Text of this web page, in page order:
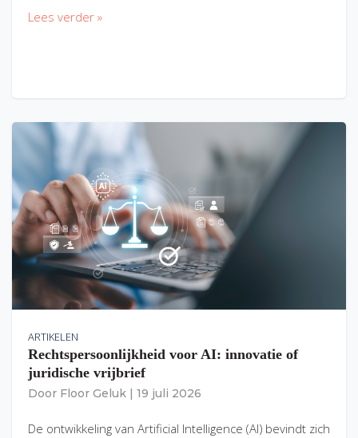
Lees verder »
ARTIKELEN
Rechtspersoonlijkheid voor AI: innovatie of
juridische vrijbrief
Door Floor Geluk 19 juli 2026
De ontwikkeling van Artificial Intelligence (AI) bevindt zich